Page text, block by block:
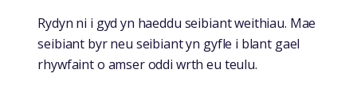
Rydyn ni i gyd yn haeddu seibiant weithiau. Mae
seibiant byr neu seibiant yn gyfle i blant gael
rhywfaint o amser oddi wrth eu teulu.